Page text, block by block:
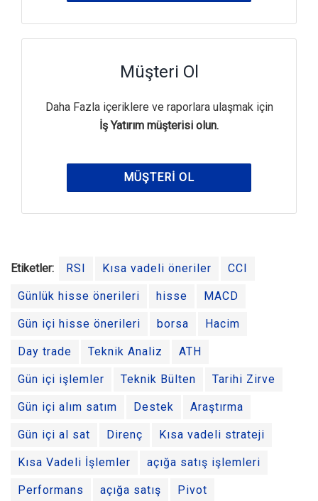
Müşteri Ol
Daha Fazla içeriklere ve raporlara ulaşmak için
İş Yatırım müşterisi olun.
MÜŞTERI OL
Etiketler: RSI Kısa vadeli öneriler CCI
Günlük hisse önerileri hisse MACD
Gün içi hisse önerileri borsa Hacim
Day trade Teknik Analiz ATH
Gün içi işlemler Teknik Bülten Tarihi Zirve
Gün içi alım satım Destek Araştırma
Gün içi al sat Direnç Kısa vadeli strateji
Kısa Vadeli İşlemler açığa satış işlemleri
Performans açığa satış Pivot